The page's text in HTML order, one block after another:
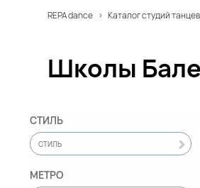
REPA dance > Каталог студий танцев
Школы
СТИЛЬ
СТИЛЬ
МЕТРО